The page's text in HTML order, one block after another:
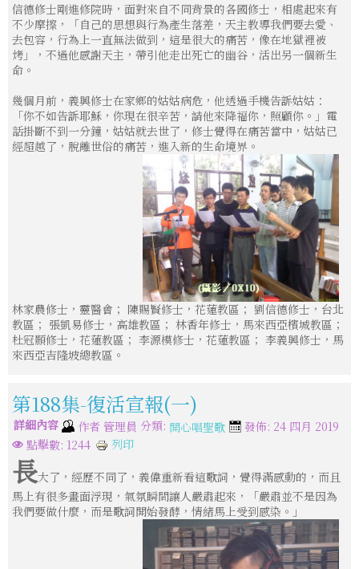
信德修士剛進修院時，面對來自不同背景的各國修士，相處起來有
不少摩擦，「自己的思想與行為產生落差，天主教導我們要去愛、
去包容，行為上一直無法做到，這是很大的痛苦，像在地獄裡被
烤」，不過他感謝天主，帶引他走出死亡的幽谷，活出另一個新生
命。
幾個月前，義興修士在家鄉的姑姑病危，他透過手機告訴姑姑：
「你不如告訴耶穌，你現在很辛苦，請他來降福你，照顧你。」電
話掛斷不到一分鐘，姑姑就去世了，修士覺得在痛苦當中，姑姑已
經超越了，脫離世俗的痛苦，進入新的生命境界。
林家農修士，靈醫會； 陳賜賢修士，花蓮教區； 劉信德修士，台北
教區； 張凱易修士，高雄教區； 林香年修士，馬來西亞檳城教區；
杜冠顥修士，花蓮教區； 李源模修士，花蓮教區； 李義興修士，馬
來西亞吉隆坡總教區。
第188集-復活宣報(一)
詳細內容 作者 管理員 分類: 開心唱聖歌
發佈: 24 四月 2019
點擊數: 1244
列印
長大了，經歷不同了，義偉重新看這歌詞，覺得滿感動的，而且
馬上有很多畫面浮現，氣氛瞬間讓人嚴肅起來，「嚴肅並不是因為
我們要做什麼，而是歌詞開始發酵，情緒馬上受到感染。」